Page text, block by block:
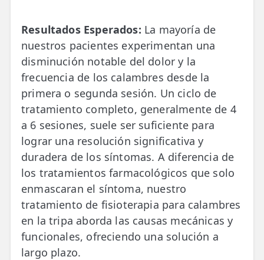
Resultados Esperados: La mayoría de
nuestros pacientes experimentan una
disminución notable del dolor y la
frecuencia de los calambres desde la
primera o segunda sesión. Un ciclo de
tratamiento completo, generalmente de 4
a 6 sesiones, suele ser suficiente para
lograr una resolución significativa y
duradera de los síntomas. A diferencia de
los tratamientos farmacológicos que solo
enmascaran el síntoma, nuestro
tratamiento de fisioterapia para calambres
en la tripa aborda las causas mecánicas y
funcionales, ofreciendo una solución a
largo plazo.